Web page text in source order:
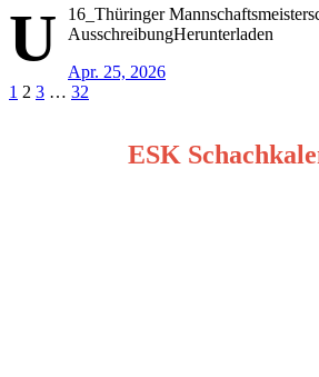
U
16_Thüringer
AusschreibungHerunterladen
Apr. 25, 2026
Seitennummerierung
1 2 3 … 32
ESK